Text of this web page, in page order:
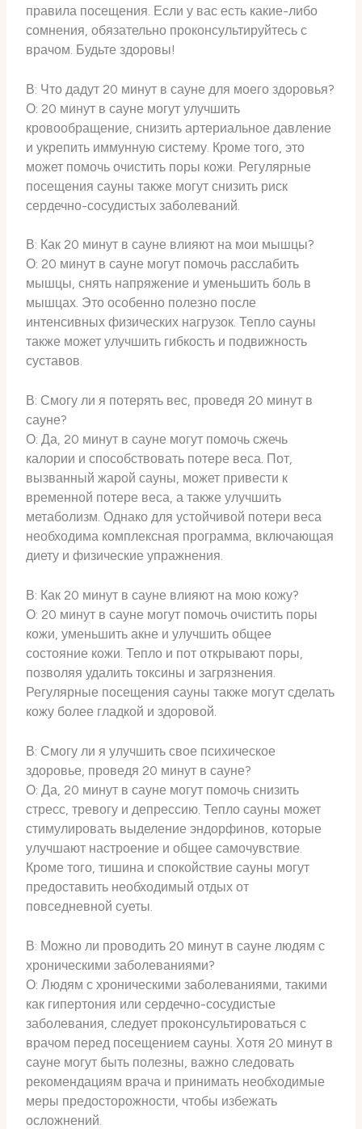
правила посещения. Если у вас есть какие-либо
сомнения, обязательно проконсультируйтесь с
врачом. Будьте здоровы!
В: Что дадут 20 минут в сауне для моего здоровья?
О: 20 минут в сауне могут улучшить
кровообращение, снизить артериальное давление
и укрепить иммунную систему. Кроме того, это
может помочь очистить поры кожи. Регулярные
посещения сауны также могут снизить риск
сердечно-сосудистых заболеваний.
В: Как 20 минут в сауне влияют на мои мышцы?
О: 20 минут в сауне могут помочь расслабить
мышцы, снять напряжение и уменьшить боль в
мышцах. Это особенно полезно после
интенсивных физических нагрузок. Тепло сауны
также может улучшить гибкость и подвижность
суставов.
В: Смогу ли я потерять вес, проведя 20 минут в
сауне?
О: Да, 20 минут в сауне могут помочь сжечь
калории и способствовать потере веса. Пот,
вызванный жарой сауны, может привести к
временной потере веса, а также улучшить
метаболизм. Однако для устойчивой потери веса
необходима комплексная программа, включающая
диету и физические упражнения.
В: Как 20 минут в сауне влияют на мою кожу?
О: 20 минут в сауне могут помочь очистить поры
кожи, уменьшить акне и улучшить общее
состояние кожи. Тепло и пот открывают поры,
позволяя удалить токсины и загрязнения.
Регулярные посещения сауны также могут сделать
кожу более гладкой и здоровой.
В: Смогу ли я улучшить свое психическое
здоровье, проведя 20 минут в сауне?
О: Да, 20 минут в сауне могут помочь снизить
стресс, тревогу и депрессию. Тепло сауны может
стимулировать выделение эндорфинов, которые
улучшают настроение и общее самочувствие.
Кроме того, тишина и спокойствие сауны могут
предоставить необходимый отдых от
повседневной суеты.
В: Можно ли проводить 20 минут в сауне людям с
хроническими заболеваниями?
О: Людям с хроническими заболеваниями, такими
как гипертония или сердечно-сосудистые
заболевания, следует проконсультироваться с
врачом перед посещением сауны. Хотя 20 минут в
сауне могут быть полезны, важно следовать
рекомендациям врача и принимать необходимые
меры предосторожности, чтобы избежать
осложнений.